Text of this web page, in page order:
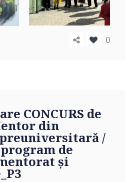
0
CONCURS de
din
/
de
și